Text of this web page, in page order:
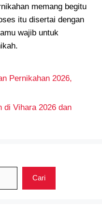
memang begitu
itu disertai dengan
wajib untuk
Pernikahan 2026,
di Vihara 2026 dan
Cari